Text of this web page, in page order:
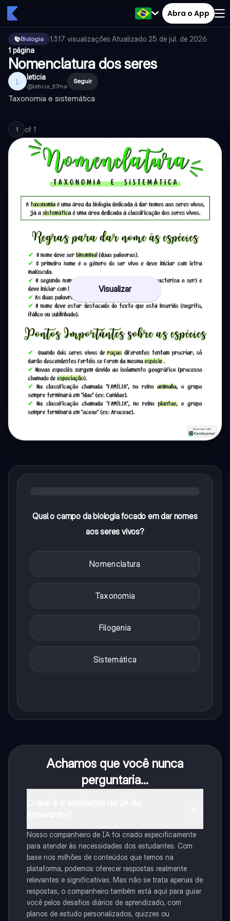
Abra o App
Biologia 1.317 visualizações·Atualizado 25 de jul. de 2026·
1 página
Nomenclatura dos seres
L leticia
@leticia_tl7ma
Seguir
Taxonomia e sistemática
1 of 1
Visualizar
Qual o campo da biologia focado em dar nomes
aos seres vivos?
Nomenclatura
Taxonomia
Filogenia
Sistemática
Achamos que você nunca
perguntaria...
Nosso companheiro de IA foi criado especificamente
para atender às necessidades dos estudantes. Com
base nos milhões de conteúdos que temos na
plataforma, podemos oferecer respostas realmente
relevantes e significativas. Mas não se trata apenas de
respostas, o companheiro também está aqui para guiar
você pelos desafios diários de aprendizado, com
planos de estudo personalizados, quizzes ou